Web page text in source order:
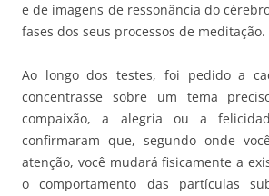
e de imagens de ressonância do
fases dos seus processos de meditação.
Ao longo dos testes, foi pedido a
concentrasse sobre um tema
compaixão, a alegria ou a
confirmaram que, segundo onde
atenção, você mudará fisicamente a
o comportamento das partículas